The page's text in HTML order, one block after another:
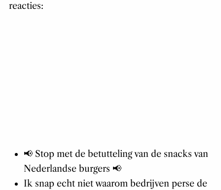
reacties:
📢 Stop met de betutteling van de snacks van
Nederlandse burgers 📢
Ik snap echt niet waarom bedrijven perse de